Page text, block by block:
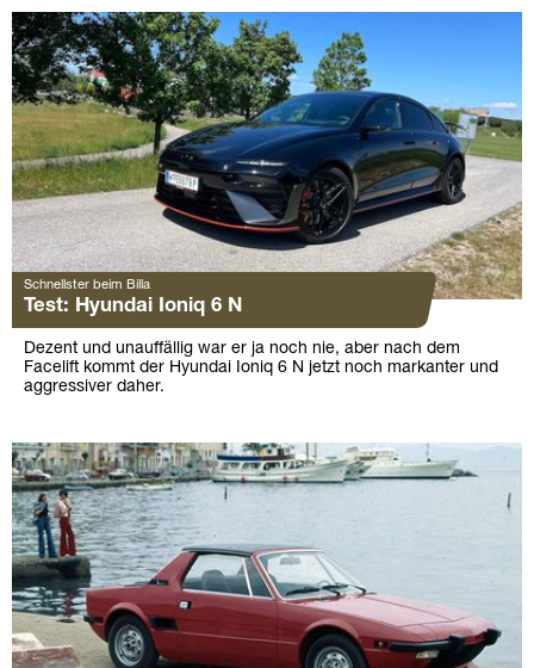
Schnellster beim Billa
Test: Hyundai Ioniq 6 N
Dezent und unauffällig war er ja noch nie, aber nach dem
Facelift kommt der Hyundai Ioniq 6 N jetzt noch markanter und
aggressiver daher.